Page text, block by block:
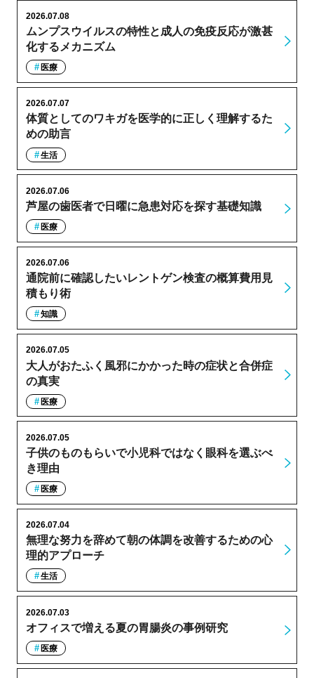
ムンプスウイルスの特性と成人の免疫反応が激甚
化するメカニズム
2026.07.08
医療
体質としてのワキガを医学的に正しく理解するた
めの助言
2026.07.07
生活
芦屋の歯医者で日曜に急患対応を探す基礎知識
2026.07.06
医療
通院前に確認したいレントゲン検査の概算費用見
積もり術
2026.07.06
知識
大人がおたふく風邪にかかった時の症状と合併症
の真実
2026.07.05
医療
子供のものもらいで小児科ではなく眼科を選ぶべ
き理由
2026.07.05
医療
無理な努力を辞めて朝の体調を改善するための心
理的アプローチ
2026.07.04
生活
オフィスで増える夏の胃腸炎の事例研究
2026.07.03
医療